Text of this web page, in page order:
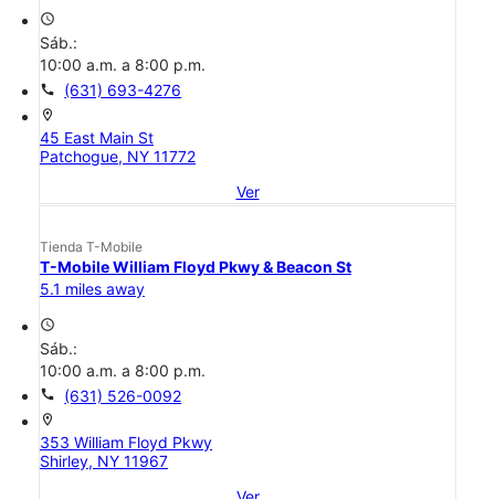
access_time
Sáb.:
10:00 a.m. a 8:00 p.m.
call (631) 693-4276
location_on
45 East Main St
Patchogue, NY 11772
Ver
Tienda T-Mobile
T-Mobile William Floyd Pkwy & Beacon St
5.1 miles away
access_time
Sáb.:
10:00 a.m. a 8:00 p.m.
call (631) 526-0092
location_on
353 William Floyd Pkwy
Shirley, NY 11967